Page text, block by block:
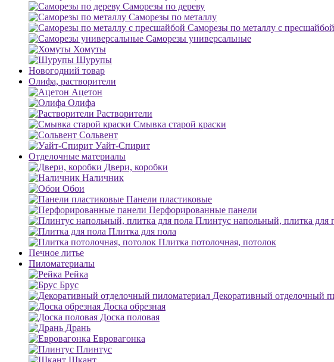
Саморезы по дереву
Саморезы по металлу
Саморезы по металлу с пресшайбой
Саморезы универсальные
Хомуты
Шурупы
Новогодний товар
Олифа, растворители
Ацетон
Олифа
Растворители
Смывка старой краски
Сольвент
Уайт-Спирит
Отделочные материалы
Двери, коробки
Наличник
Обои
Панели пластиковые
Перфорированные панели
Плинтус напольный, плитка для
Плитка для пола
Плитка потолочная, потолок
Печное литье
Пиломатериалы
Рейка
Брус
Декоративный отделочный
Доска обрезная
Доска половая
Дрань
Евровагонка
Плинтус
Шкант